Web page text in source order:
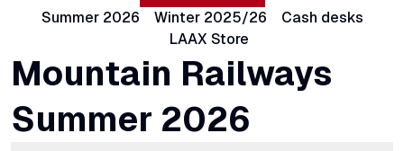
Summer 2026
Winter 2025/26
Cash desks
LAAX Store
Mountain Railways
Summer 2026